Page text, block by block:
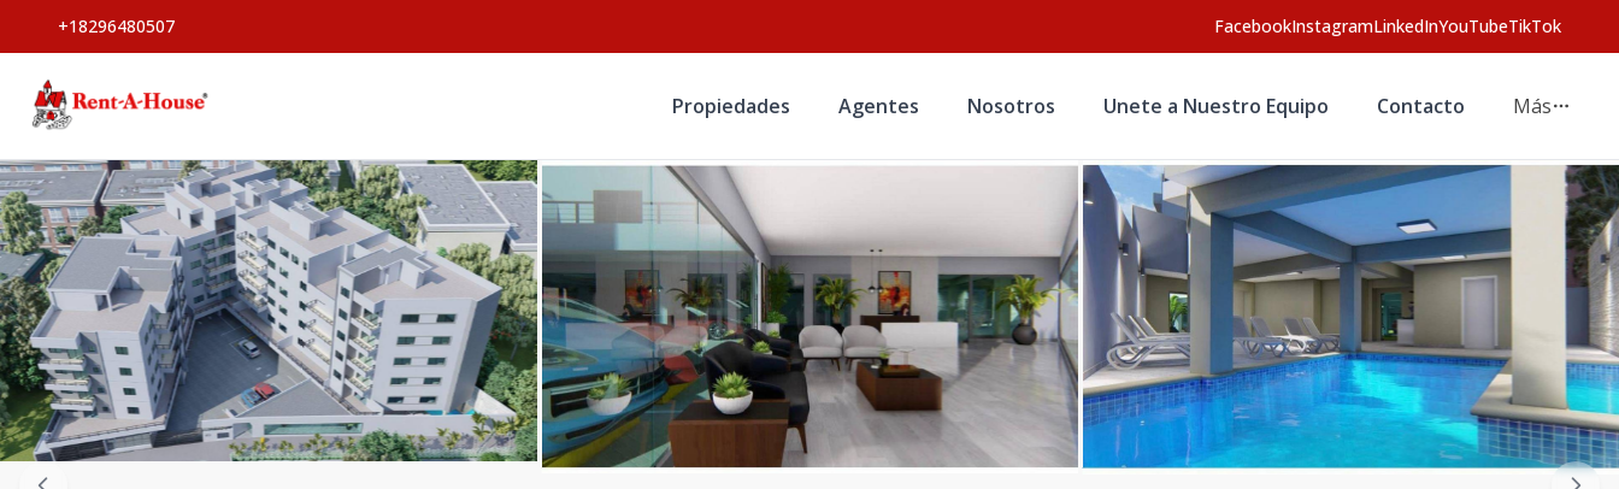
+18296480507 FacebookInstagramLinkedInYouTubeTikTok
Propiedades Agentes Nosotros Unete a Nuestro Equipo Contacto Más